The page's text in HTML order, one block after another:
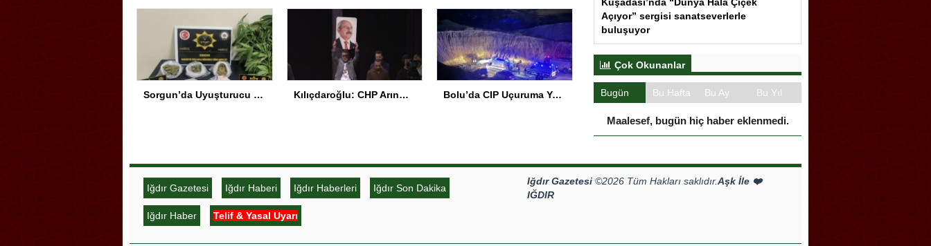
Sorgun’da Uyuşturucu Operasyonu Kılıçdaroğlu: CHP Arınmak Zorunda Bolu’da CIP Uçuruma Yuvarlandı: 2 Ölü, 1 Yaralı
Kuşadası’nda “Dünya Hâlâ Çiçek
Açıyor” sergisi sanatseverlerle
buluşuyor
Çok Okunanlar
Bugün Bu Hafta Bu Ay Bu Yıl
Maalesef, bugün hiç haber eklenmedi.
Iğdır Gazetesi Iğdır Haberi Iğdır Haberleri Iğdır Son Dakika
Iğdır Haber Telif & Yasal Uyarı
Iğdır Gazetesi ©2026 Tüm Hakları saklıdır.Aşk İle ❤️
IĞDIR